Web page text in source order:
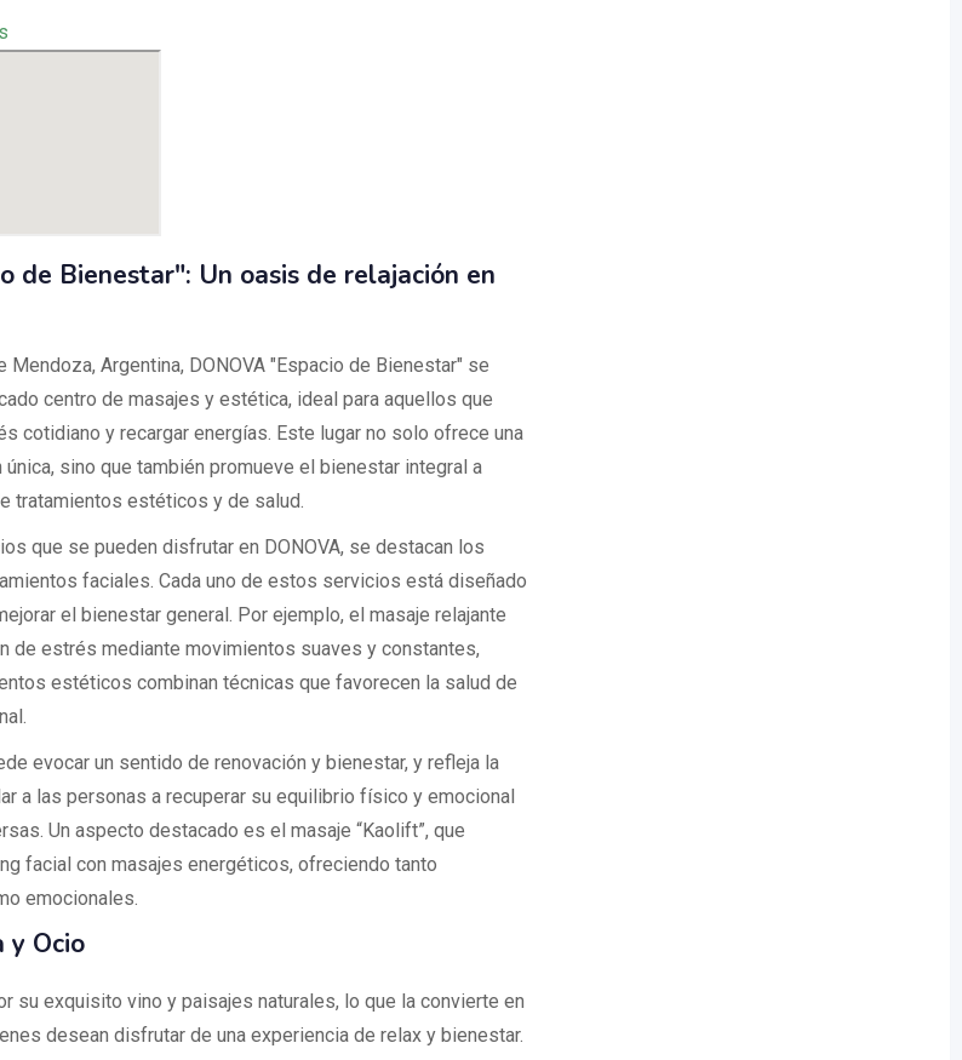
de Bienestar": Un oasis de relajación en
Mendoza, Argentina, DONOVA "Espacio de Bienestar" se
centro de masajes y estética, ideal para aquellos que
cotidiano y recargar energías. Este lugar no solo ofrece una
sino que también promueve el bienestar integral a
tratamientos estéticos y de salud.
que se pueden disfrutar en DONOVA, se destacan los
faciales. Cada uno de estos servicios está diseñado
el bienestar general. Por ejemplo, el masaje relajante
de estrés mediante movimientos suaves y constantes,
estéticos combinan técnicas que favorecen la salud de
evocar un sentido de renovación y bienestar, y refleja la
a las personas a recuperar su equilibrio físico y emocional
Un aspecto destacado es el masaje “Kaolift”, que
facial con masajes energéticos, ofreciendo tanto
emocionales.
y Ocio
su exquisito vino y paisajes naturales, lo que la convierte en
desean disfrutar de una experiencia de relax y bienestar.